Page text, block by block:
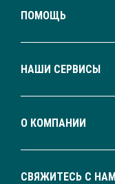
ПОМОЩЬ
НАШИ СЕРВИСЫ
О КОМПАНИИ
СВЯЖИТЕСЬ С